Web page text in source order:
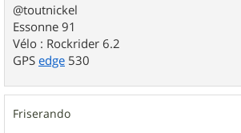
@toutnickel
Essonne 91
Vélo : Rockrider 6.2
GPS edge 530
Friserando